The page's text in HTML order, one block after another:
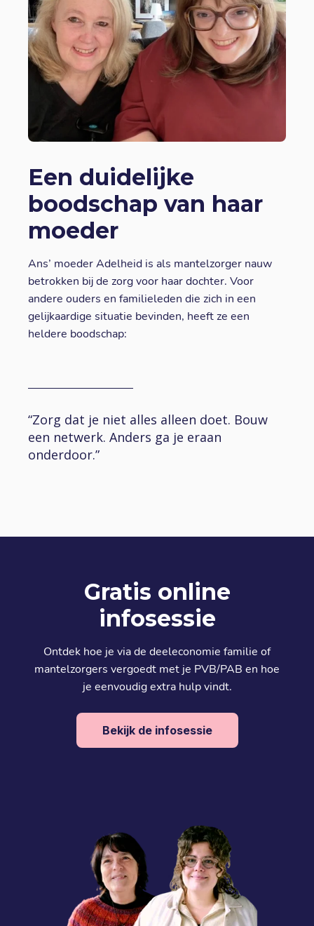
Een duidelijke
boodschap van haar
moeder
Ans’ moeder Adelheid is als mantelzorger nauw
betrokken bij de zorg voor haar dochter. Voor
andere ouders en familieleden die zich in een
gelijkaardige situatie bevinden, heeft ze een
heldere boodschap:
“Zorg dat je niet alles alleen doet. Bouw
een netwerk. Anders ga je eraan
onderdoor.”
Gratis online
infosessie
Ontdek hoe je via de deeleconomie familie of
mantelzorgers vergoedt met je PVB/PAB en hoe
je eenvoudig extra hulp vindt.
Bekijk de infosessie